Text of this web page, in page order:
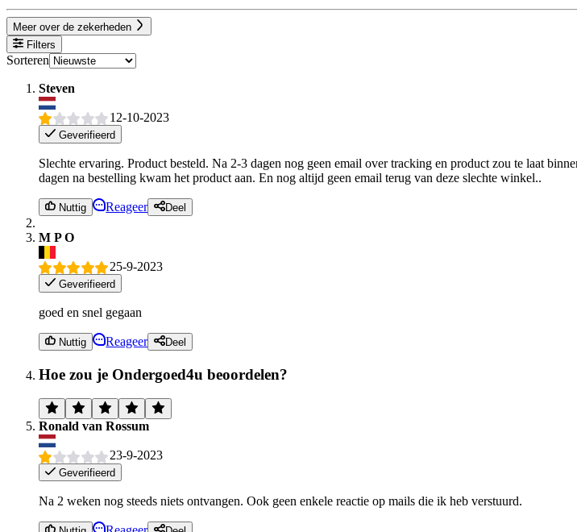
Meer over de zekerheden
Filters
Sorteren
Steven
12-10-2023
Geverifieerd
Slechte ervaring. Product besteld. Na 2-3 dagen nog geen email over tracking en product zou te laat
dagen na bestelling kwam het product aan. En nog altijd geen email terug van deze slechte winkel..
Nuttig Reageer Deel
M P O
25-9-2023
Geverifieerd
goed en snel gegaan
Nuttig Reageer Deel
Hoe zou je Ondergoed4u beoordelen?
Ronald van Rossum
23-9-2023
Geverifieerd
Na 2 weken nog steeds niets ontvangen. Ook geen enkele reactie op mails die ik heb verstuurd.